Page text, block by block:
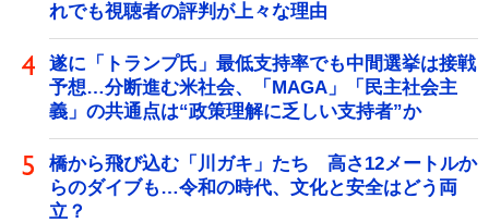
れでも視聴者の評判が上々な理由
遂に「トランプ氏」最低支持率でも中間選挙は接戦
予想…分断進む米社会、「MAGA」「民主社会主
義」の共通点は“政策理解に乏しい支持者”か
橋から飛び込む「川ガキ」たち 高さ12メートルか
らのダイブも…令和の時代、文化と安全はどう両
立？